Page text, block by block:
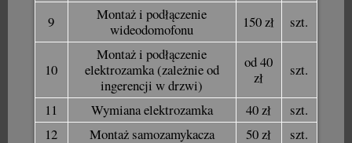
9
Montaż i podłączenie
wideodomofonu
150 zł szt.
10
Montaż i podłączenie
elektrozamka (zależnie od
ingerencji w drzwi)
od 40
zł
szt.
11 Wymiana elektrozamka 40 zł
szt.
12
Montaż samozamykacza 50 zł szt.